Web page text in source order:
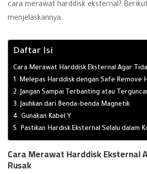
cara merawat harddisk eksternal?
menjelaskannya.
Daftar Isi
Cara Merawat Harddisk Eksternal Agar
1. Melepas Harddisk dengan Safe Remove
2. Jangan Sampai Terbanting atau
3. Jauhkan dari Benda-benda Magnetik
4. Gunakan Kabel Y
5. Pastikan Hardisk Eksternal Selalu dalam
Cara Merawat Harddisk Eksternal
Rusak